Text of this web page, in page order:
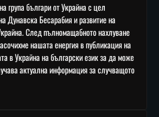
група българи от Украйна с цел
Дунавска Бесарабия и развитие на
След пълномащабното нахлуване
нашата енергия в публикация на
в Украйна на български език за да може
актуална информация за случващото